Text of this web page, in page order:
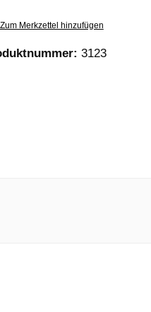
Zum Merkzettel hinzufügen
3123